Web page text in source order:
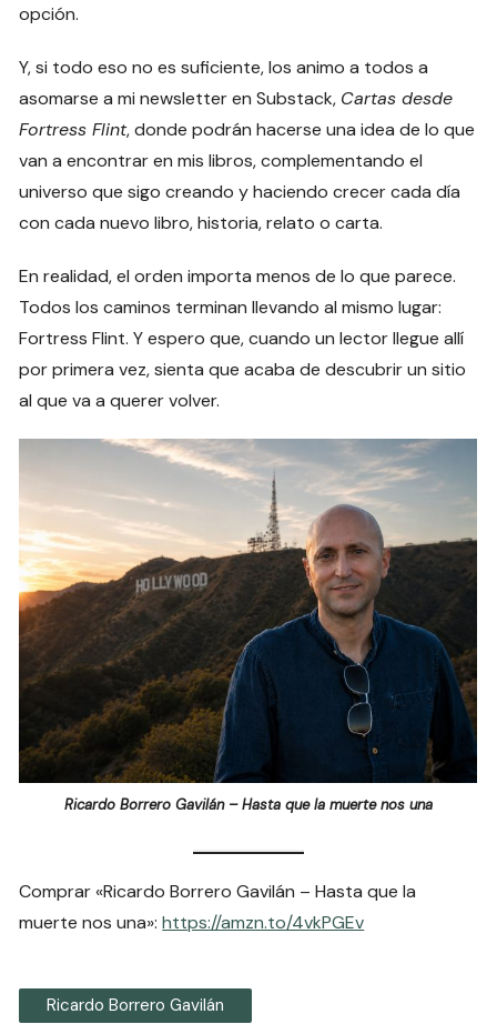
opción.
Y, si todo eso no es suficiente, los animo a todos a
asomarse a mi newsletter en Substack, Cartas desde
Fortress Flint, donde podrán hacerse una idea de lo que
van a encontrar en mis libros, complementando el
universo que sigo creando y haciendo crecer cada día
con cada nuevo libro, historia, relato o carta.
En realidad, el orden importa menos de lo que parece.
Todos los caminos terminan llevando al mismo lugar:
Fortress Flint. Y espero que, cuando un lector llegue allí
por primera vez, sienta que acaba de descubrir un sitio
al que va a querer volver.
Ricardo Borrero Gavilán – Hasta que la muerte nos una
Comprar «Ricardo Borrero Gavilán – Hasta que la
muerte nos una»:https://amzn.to/4vkPGEv
Ricardo Borrero Gavilán